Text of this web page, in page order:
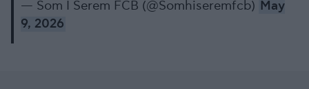
— Som I Serem FCB (@Somhiseremfcb) May
9, 2026